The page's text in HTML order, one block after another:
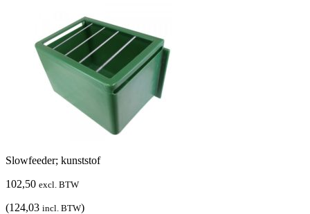
Slowfeeder; kunststof
102,50 excl. BTW
(124,03 incl. BTW)